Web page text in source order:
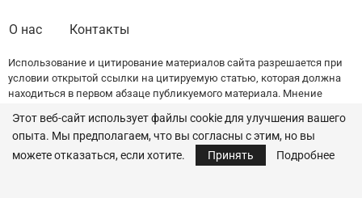
О нас Контакты
Использование и цитирование материалов сайта разрешается при
условии открытой ссылки на цитируемую статью, которая должна
находиться в первом абзаце публикуемого материала. Мнение
© 2022 — All Rights Reserved. Traditia.md
Этот веб-сайт использует файлы cookie для улучшения вашего
опыта. Мы предполагаем, что вы согласны с этим, но вы
можете отказаться, если хотите.
Принять Подробнее